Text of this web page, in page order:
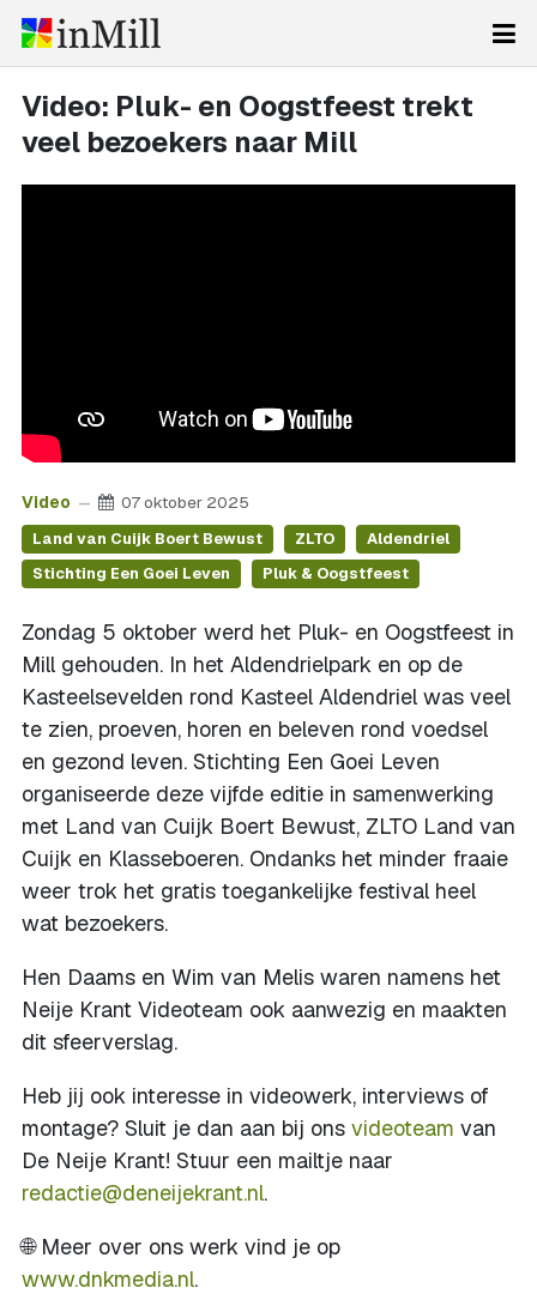
Video: Pluk- en Oogstfeest trekt
veel bezoekers naar Mill
Video 07 oktober 2025
Land van Cuijk Boert Bewust ZLTO
Aldendriel
Stichting Een Goei Leven
Pluk & Oogstfeest
Zondag 5 oktober werd het Pluk- en Oogstfeest in
Mill gehouden. In het Aldendrielpark en op de
Kasteelsevelden rond Kasteel Aldendriel was veel
te zien, proeven, horen en beleven rond voedsel
en gezond leven. Stichting Een Goei Leven
organiseerde deze vijfde editie in samenwerking
met Land van Cuijk Boert Bewust, ZLTO Land van
Cuijk en Klasseboeren. Ondanks het minder fraaie
weer trok het gratis toegankelijke festival heel
wat bezoekers.
Hen Daams en Wim van Melis waren namens het
Neije Krant Videoteam ook aanwezig en maakten
dit sfeerverslag.
Heb jij ook interesse in videowerk, interviews of
montage? Sluit je dan aan bij ons videoteam van
De Neije Krant! Stuur een mailtje naar
redactie@deneijekrant.nl.
🌐 Meer over ons werk vind je op
www.dnkmedia.nl.